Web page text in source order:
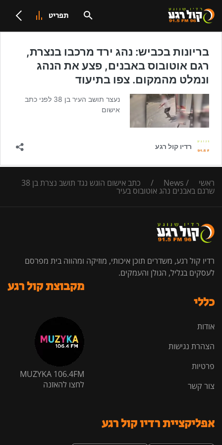
תפריט
ראשי /
News
/ כתב אישום הוגש נגד תושב נצרת בן 38
שרגם באבנים נהג אוטובוס בעיר
רדיו קול רגע, משדרים תוכן איכותי, מוזיקה ומהווה בית מפרסם
לעסקים בגליל, הגולן והעמקים.
כללי
אודות
הצהרת נגישות
פרטיות
צור קשר
מקבוצת קול רגע
MUZYKA 106.4FM
לחצו להאזנה
אפליקציית רדיו קול רגע